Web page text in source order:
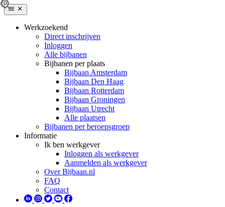
Werkzoekend
Direct inschrijven
Inloggen
Alle bijbanen
Bijbanen per plaats
Bijbaan Amsterdam
Bijbaan Den Haag
Bijbaan Rotterdam
Bijbaan Groningen
Bijbaan Utrecht
Alle plaatsen
Bijbanen per beroepsgroep
Informatie
Ik ben werkgever
Inloggen als werkgever
Aanmelden als werkgever
Over Bijbaan.nl
FAQ
Contact